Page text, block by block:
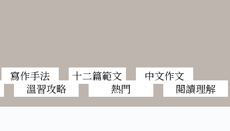
寫作手法 十二篇範文
中文作文
溫習攻略 熱門 閲讀理解